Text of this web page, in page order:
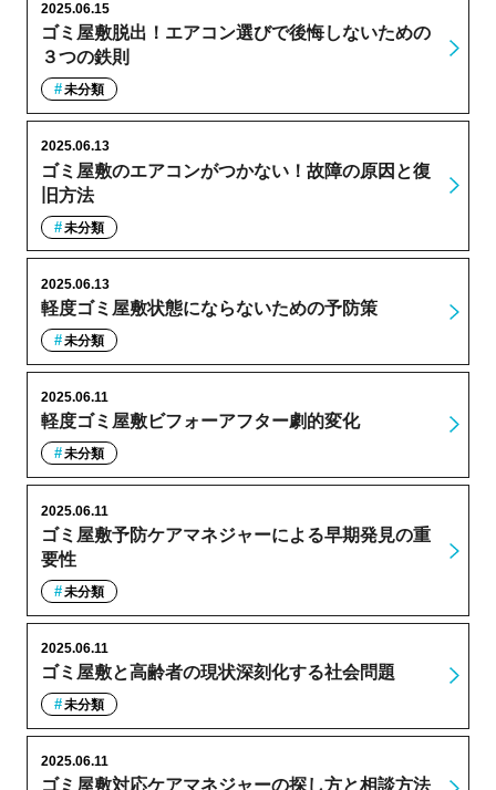
ゴミ屋敷脱出！エアコン選びで後悔しないための
３つの鉄則
2025.06.15
未分類
ゴミ屋敷のエアコンがつかない！故障の原因と復
旧方法
2025.06.13
未分類
軽度ゴミ屋敷状態にならないための予防策
2025.06.13
未分類
軽度ゴミ屋敷ビフォーアフター劇的変化
2025.06.11
未分類
ゴミ屋敷予防ケアマネジャーによる早期発見の重
要性
2025.06.11
未分類
ゴミ屋敷と高齢者の現状深刻化する社会問題
2025.06.11
未分類
ゴミ屋敷対応ケアマネジャーの探し方と相談方法
2025.06.11